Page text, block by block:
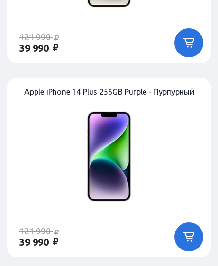
121 990
39 990
Apple iPhone 14 Plus 256GB Purple - Пурпурный
121 990
39 990